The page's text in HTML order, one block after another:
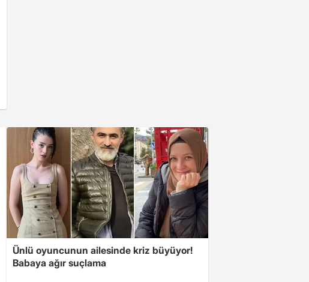
Ünlü oyuncunun ailesinde kriz büyüyor!
Babaya ağır suçlama